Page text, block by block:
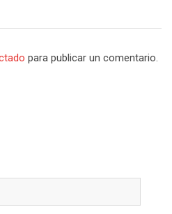
para publicar un comentario.